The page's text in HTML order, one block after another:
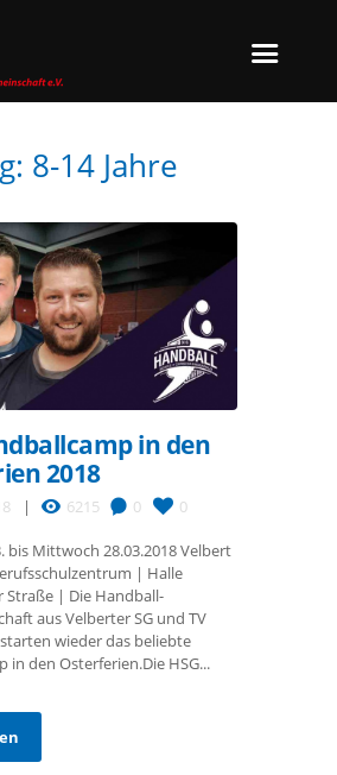
8-14 Jahre
in den
2018
6215 0 0
bis Mittwoch 28.03.2018 Velbert
| Halle
Straße | Die Handball-
aus Velberter SG und TV
wieder das beliebte
in den Osterferien.Die HSG...